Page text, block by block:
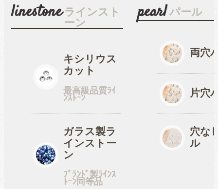
fave オタ活・推し活
tools
linestone ラインスト
ーン
キシリウス
カット
最高級品質ﾗｲ
ﾝｽﾄｰﾝ
ガラス製ラ
インストー
ン
ﾌﾞﾗﾝﾄﾞ製ﾗｲﾝｽ
ﾄｰﾝ同等品
pearl パール
両穴
片穴
穴な
ル